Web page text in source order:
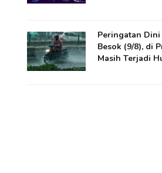
Peringatan Dini
Besok (9/8), di
Masih Terjadi